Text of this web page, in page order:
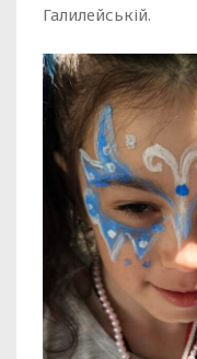
Галилейській.